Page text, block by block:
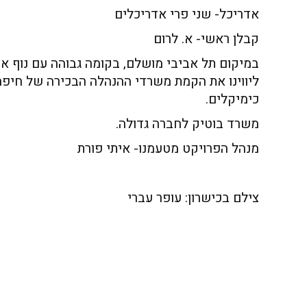
אדריכל- שני פרי אדריכלים
קבלן ראשי- א. לרום
במיקום תל אביבי מושלם, בקומה גבוהה עם נוף
ליווינו את הקמת משרדי ההנהלה הבכירה של
כימיקלים.
משרד בוטיק לחברה גדולה.
מנהל הפרויקט מטעמנו- איתי פורת
צילם בכישרון: עופר עברי